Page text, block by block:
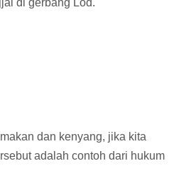
di gerbang Lod.
dan kenyang, jika kita
adalah contoh dari hukum